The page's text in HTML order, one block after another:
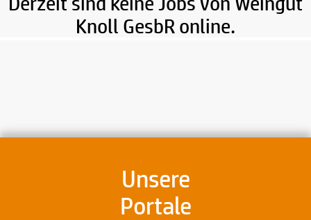
Knoll GesbR online.
Unsere
Portale